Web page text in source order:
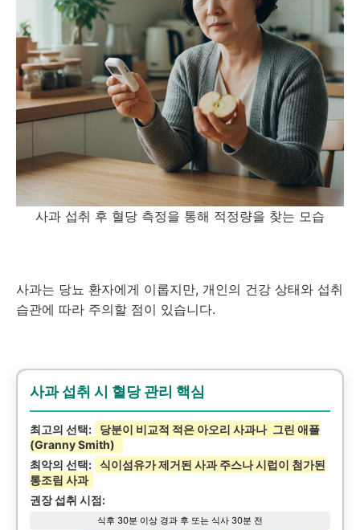
사과 섭취 후 혈당 측정을 통해 적정량을 찾는 모습
사과는 당뇨 환자에게 이롭지만, 개인의 건강 상태와 섭취
습관에 따라 주의할 점이 있습니다.
사과 섭취 시 혈당 관리 핵심
최고의 선택: 당분이 비교적 적은 아오리 사과나 그린 애플
(Granny Smith)
최악의 선택: 식이섬유가 제거된 사과 주스나 시럽이 첨가된
통조림 사과
권장 섭취 시점:
식후 30분 이상 경과 후 또는 식사 30분 전